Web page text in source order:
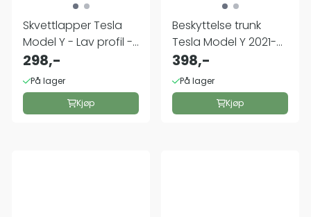
Skvettlapper Tesla
Model Y - Lav profil -
(Kun ...
298,-
På lager
Kjøp
Beskyttelse trunk
Tesla Model Y 2021-
2024
398,-
På lager
Kjøp